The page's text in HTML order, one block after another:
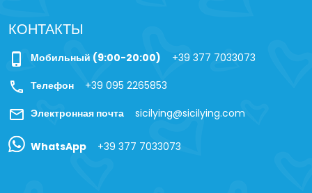
КОНТАКТЫ
phone_iphone Мобильный (9:00-20:00) +39 377 7033073
call Телефон +39 095 2265853
mail Электронная почта sicilying@sicilying.com
WhatsApp +39 377 7033073